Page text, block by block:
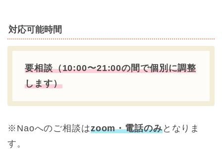
対応可能時間
要相談（10:00〜21:00の間で個別に調整
します）
※Naoへのご相談はzoom・電話のみとなりま
す。